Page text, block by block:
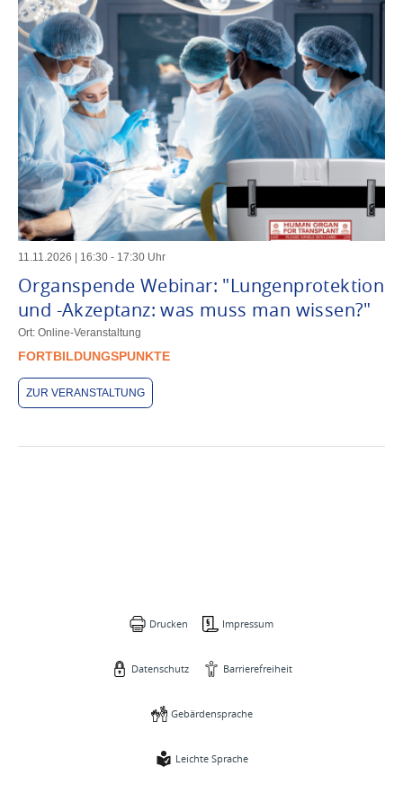
11.11.2026 16:30 - 17:30 Uhr
Organspende Webinar: "Lungenprotektion
und -Akzeptanz: was muss man wissen?"
Ort: Online-Veranstaltung
FORTBILDUNGSPUNKTE
ZUR VERANSTALTUNG
Drucken Impressum
Datenschutz Barrierefreiheit
Gebärdensprache
Leichte Sprache